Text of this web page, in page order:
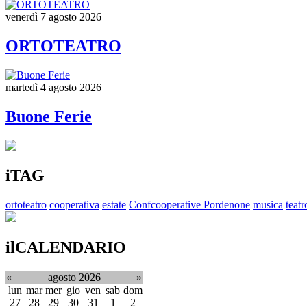
venerdì 7 agosto 2026
ORTOTEATRO
martedì 4 agosto 2026
Buone Ferie
iTAG
ortoteatro cooperativa estate Confcooperative Pordenone musica
ilCALENDARIO
« agosto 2026
»
lun mar mer gio ven sab dom
27
28 29 30 31 1
2